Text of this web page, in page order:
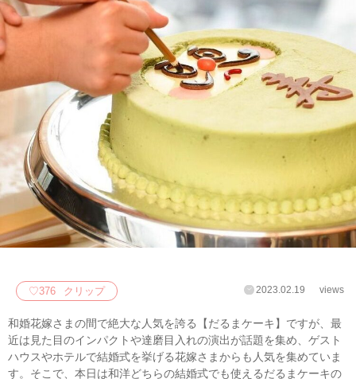
♡376 クリップ 2023.02.19 views
和婚花嫁さまの間で絶大な人気を誇る【だるまケーキ】ですが、最
近は見た目のインパクトや達磨目入れの演出が話題を集め、ゲスト
ハウスやホテルで結婚式を挙げる花嫁さまからも人気を集めていま
す。そこで、本日は和洋どちらの結婚式でも使えるだるまケーキの